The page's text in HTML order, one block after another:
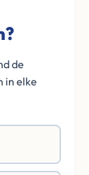
de
in elke